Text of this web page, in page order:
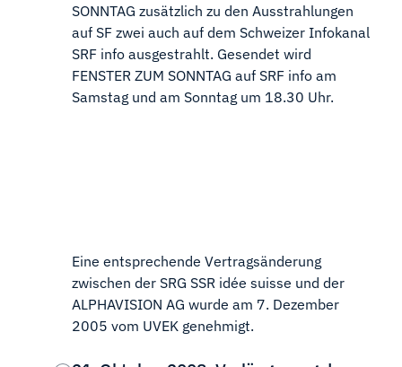
SONNTAG zusätzlich zu den Ausstrahlungen
auf SF zwei auch auf dem Schweizer Infokanal
SRF info ausgestrahlt. Gesendet wird
FENSTER ZUM SONNTAG auf SRF info am
Samstag und am Sonntag um 18.30 Uhr.
Eine entsprechende Vertragsänderung
zwischen der SRG SSR idée suisse und der
ALPHAVISION AG wurde am 7. Dezember
2005 vom UVEK genehmigt.